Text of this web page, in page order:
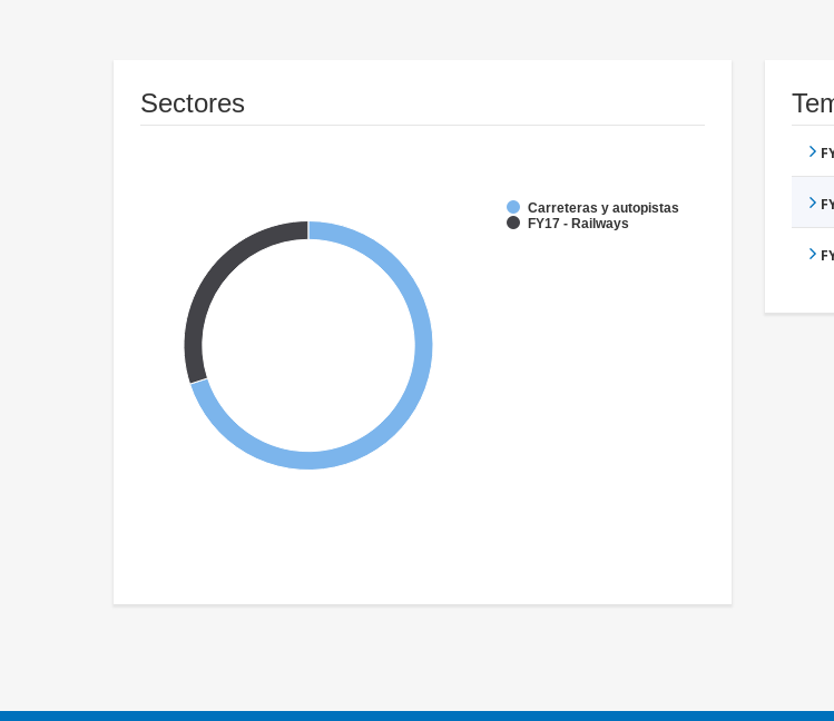
Sectores
Carreteras y autopistas
FY17 - Railways